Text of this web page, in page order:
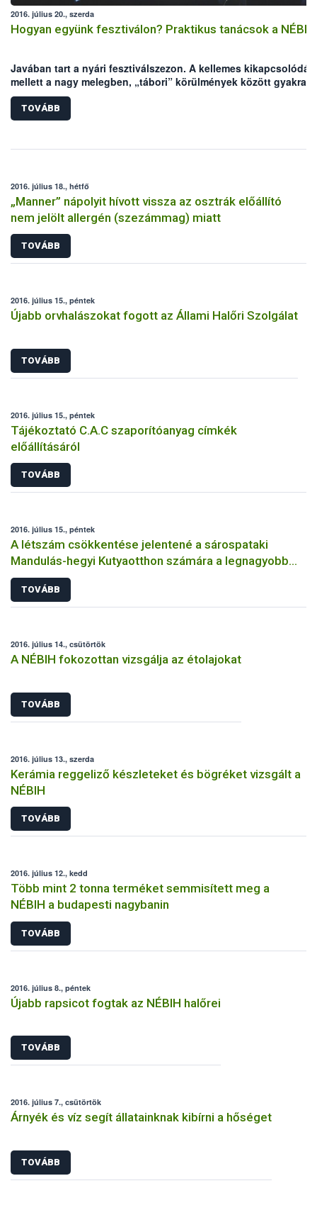
2016. július 20., szerda
Hogyan együnk fesztiválon? Praktikus tanácsok a
Javában tart a nyári fesztiválszezon. A kellemes kikapcsolódás
mellett a nagy melegben, „tábori” körülmények között
előfordulhatnak élelmiszer eredetű megbetegedések, amik
elronthatják a fesztiválhangulatot. A Nemzeti Élelmiszerlánc-
biztonsági Hivatal (NÉBIH) néhány tanáccsal segíteni szeretne,
TOVÁBB
2016. július 18., hétfő
„Manner” nápolyit hívott vissza az osztrák előállító
nem jelölt allergén (szezámmag) miatt
TOVÁBB
2016. július 15., péntek
Újabb orvhalászokat fogott az Állami Halőri Szolgálat
TOVÁBB
2016. július 15., péntek
Tájékoztató C.A.C szaporítóanyag címkék
előállításáról
TOVÁBB
2016. július 15., péntek
A létszám csökkentése jelentené a sárospataki
Mandulás-hegyi Kutyaotthon számára a legnagyobb
segítséget
TOVÁBB
2016. július 14., csütörtök
A NÉBIH fokozottan vizsgálja az étolajokat
TOVÁBB
2016. július 13., szerda
Kerámia reggeliző készleteket és bögréket vizsgált a
NÉBIH
TOVÁBB
2016. július 12., kedd
Több mint 2 tonna terméket semmisített meg a
NÉBIH a budapesti nagybanin
TOVÁBB
2016. július 8., péntek
Újabb rapsicot fogtak az NÉBIH halőrei
TOVÁBB
2016. július 7., csütörtök
Árnyék és víz segít állatainknak kibírni a hőséget
TOVÁBB